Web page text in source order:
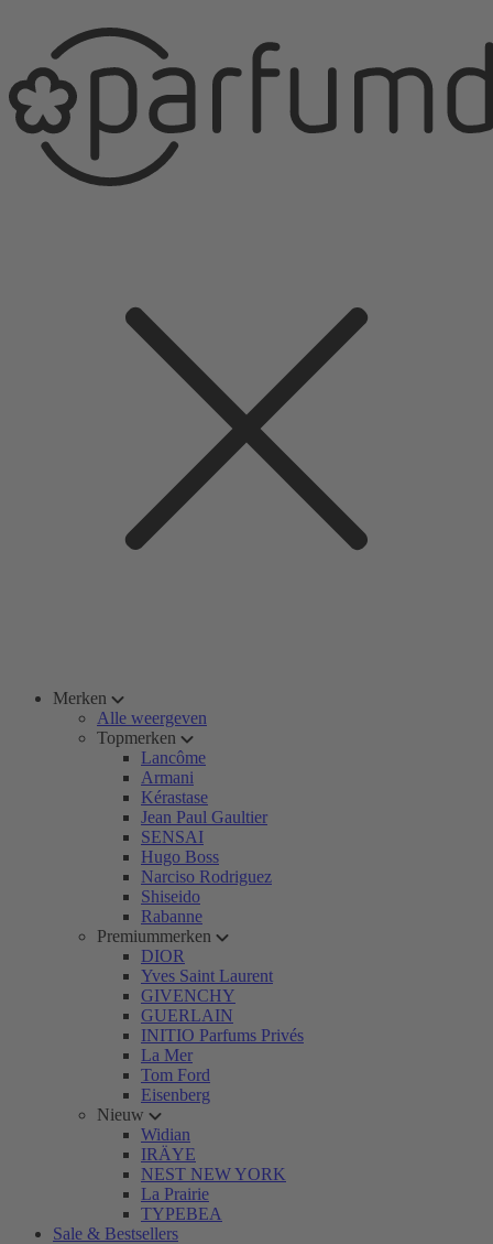
Merken
Alle weergeven
Topmerken
Lancôme
Armani
Kérastase
Jean Paul Gaultier
SENSAI
Hugo Boss
Narciso Rodriguez
Shiseido
Rabanne
Premiummerken
DIOR
Yves Saint Laurent
GIVENCHY
GUERLAIN
INITIO Parfums Privés
La Mer
Tom Ford
Eisenberg
Nieuw
Widian
IRÄYE
NEST NEW YORK
La Prairie
TYPEBEA
Sale & Bestsellers